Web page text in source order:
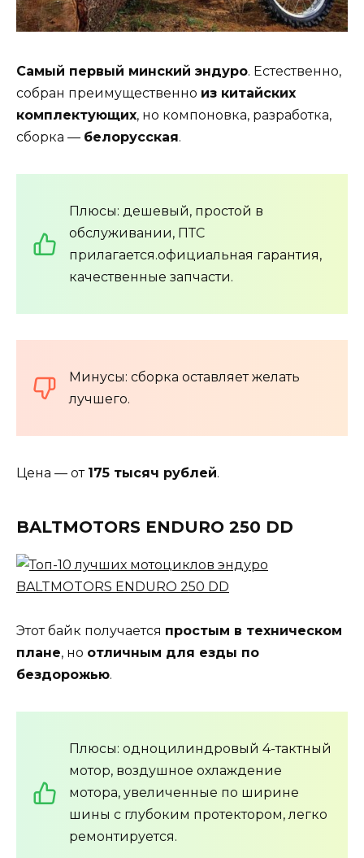
Самый первый минский эндуро. Естественно,
собран преимущественно из китайских
комплектующих, но компоновка, разработка,
сборка — белорусская.
Плюсы: дешевый, простой в
обслуживании, ПТС
прилагается.официальная гарантия,
качественные запчасти.
Минусы: сборка оставляет желать
лучшего.
Цена — от 175 тысяч рублей.
BALTMOTORS ENDURO 250 DD
Этот байк получается простым в техническом
плане, но отличным для езды по
бездорожью.
Плюсы: одноцилиндровый 4-тактный
мотор, воздушное охлаждение
мотора, увеличенные по ширине
шины с глубоким протектором, легко
ремонтируется.